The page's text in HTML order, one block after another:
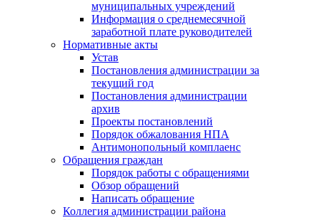
муниципальных учреждений
Информация о среднемесячной
заработной плате руководителей
Нормативные акты
Устав
Постановления администрации за
текущий год
Постановления администрации
архив
Проекты постановлений
Порядок обжалования НПА
Антимонопольный комплаенс
Обращения граждан
Порядок работы с обращениями
Обзор обращений
Написать обращение
Коллегия администрации района